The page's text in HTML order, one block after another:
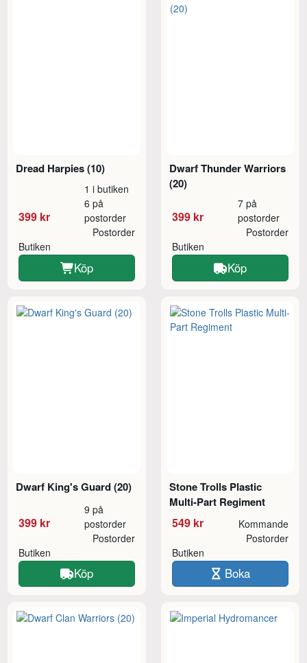
Dread Harpies (10)
399 kr
1 i butiken
6 på
postorder
Butiken
Postorder
Köp
Dwarf Thunder Warriors
(20)
399 kr
7 på
postorder
Butiken
Postorder
Köp
Dwarf King's Guard (20)
399 kr
9 på
postorder
Butiken
Postorder
Köp
Stone Trolls Plastic
Multi-Part Regiment
549 kr Kommande
Butiken
Postorder
Boka